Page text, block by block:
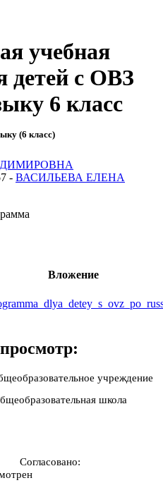
учебная
детей с ОВЗ
6 класс
(6 класс)
- ВАСИЛЬЕВА ЕЛЕНА
Вложение
учреждение
школа